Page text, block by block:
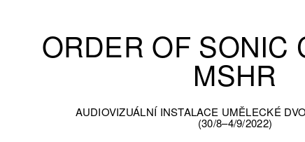
ORDER OF SONIC
MSHR
AUDIOVIZUÁLNÍ INSTALACE UMĚLECKÉ
(30/8–4/9/2022)